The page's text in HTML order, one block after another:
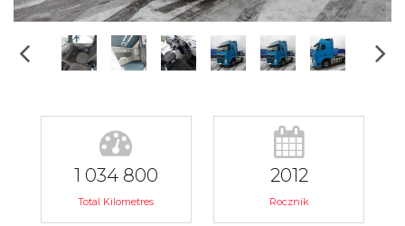
1 034 800
Total Kilometres
2012
Rocznik